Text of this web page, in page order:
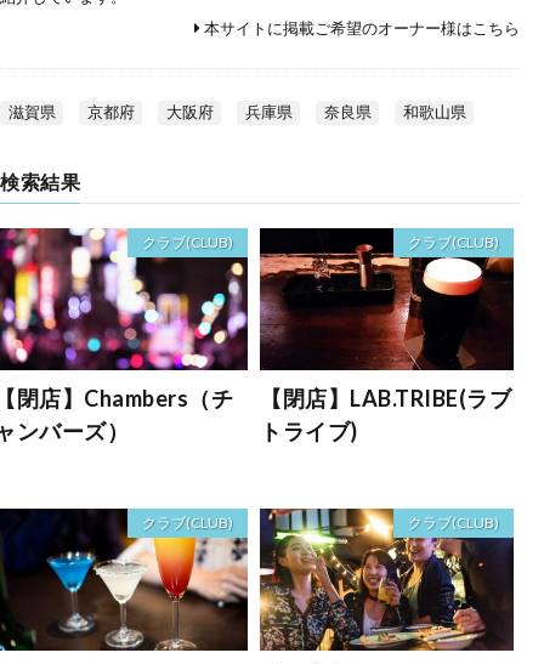
本サイトに掲載ご希望のオーナー様はこちら
滋賀県 京都府 大阪府 兵庫県 奈良県 和歌山県
検索結果
クラブ(CLUB)
閉店】Chambers（チ
ンバーズ）
クラブ(CLUB)
【閉店】LAB.TRIBE(ラブ
トライブ)
クラブ(CLUB) クラブ(CLUB)